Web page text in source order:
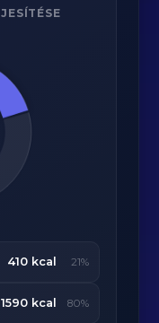
410 kcal 21%
1590 kcal 80%